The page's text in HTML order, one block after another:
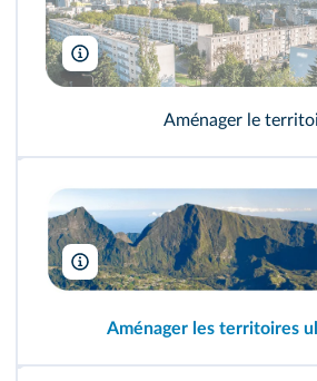
Laurence Danière
Aménager le
Jdada42/Wikimedia
Aménager les territoires